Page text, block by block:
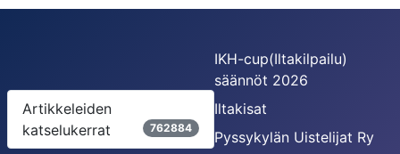
Artikkeleiden
katselukerrat
762884
IKH-cup(Iltakilpailu)
säännöt 2026
Iltakisat
Pyssykylän Uistelijat Ry